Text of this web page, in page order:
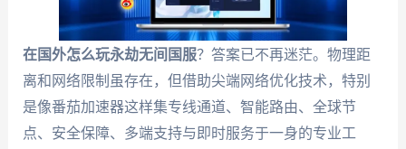
在国外怎么玩永劫无间国服？答案已不再迷茫。物理距
离和网络限制虽存在，但借助尖端网络优化技术，特别
是像番茄加速器这样集专线通道、智能路由、全球节
点、安全保障、多端支持与即时服务于一身的专业工